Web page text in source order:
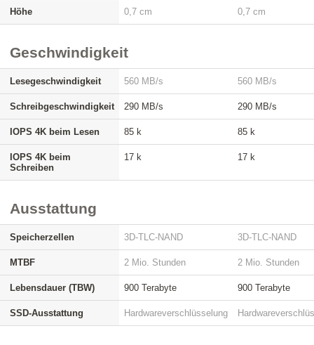
Höhe 0,7 cm 0,7 cm
Geschwindigkeit
Lesegeschwindigkeit 560 MB/s 560 MB/s
Schreibgeschwindigkeit 290 MB/s 290 MB/s
IOPS 4K beim Lesen 85 k 85 k
IOPS 4K beim
Schreiben
17 k 17 k
Ausstattung
Speicherzellen 3D-TLC-NAND 3D-TLC-NAND
MTBF 2 Mio. Stunden 2 Mio. Stunden
Lebensdauer (TBW) 900 Terabyte 900 Terabyte
SSD-Ausstattung Hardwareverschlüsselung